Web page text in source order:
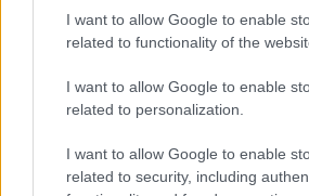
I want to allow Google to enable
related to functionality of the
I want to allow Google to enable
related to personalization.
I want to allow Google to enable
related to security, including